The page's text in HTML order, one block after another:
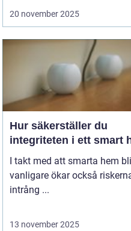
20 november 2025
Hur säkerställer du
integriteten i ett smart
I takt med att smarta hem
vanligare ökar också
intrång ...
13 november 2025